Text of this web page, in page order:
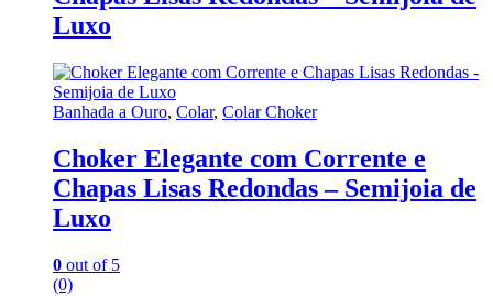
Luxo
Banhada a Ouro, Colar, Colar Choker
Choker Elegante com Corrente e
Chapas Lisas Redondas – Semijoia de
Luxo
0 out of 5
(0)